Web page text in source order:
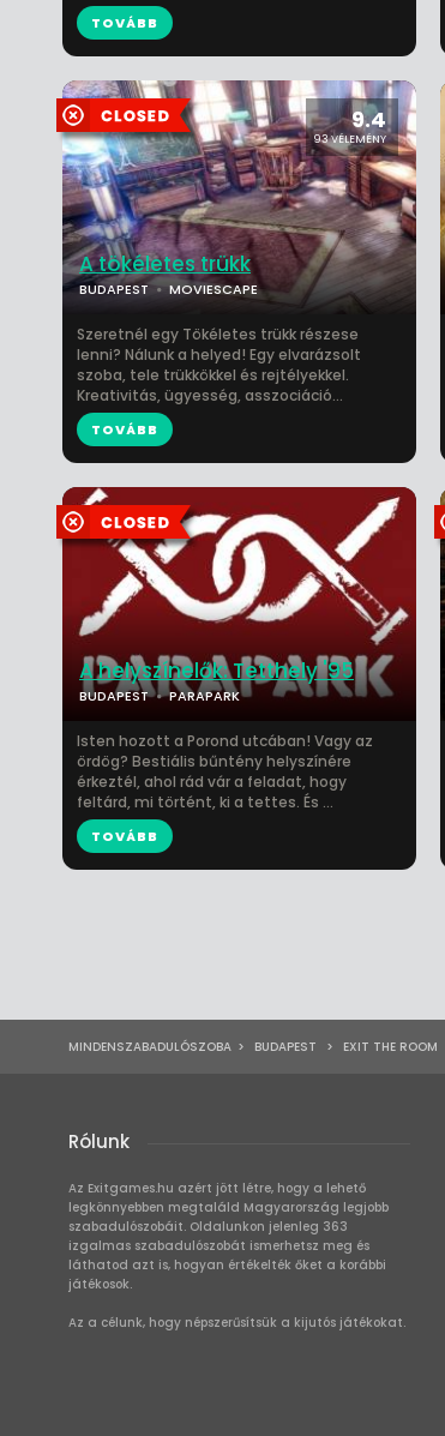
TOVÁBB
9.4
93 VÉLEMÉNY
A tökéletes trükk
BUDAPEST MOVIESCAPE
Szeretnél egy Tökéletes trükk részese
lenni? Nálunk a helyed! Egy elvarázsolt
szoba, tele trükkökkel és rejtélyekkel.
Kreativitás, ügyesség, asszociáció...
TOVÁBB
A helyszínelők: Tetthely '95
BUDAPEST PARAPARK
Isten hozott a Porond utcában! Vagy az
ördög? Bestiális bűntény helyszínére
érkeztél, ahol rád vár a feladat, hogy
feltárd, mi történt, ki a tettes. És ...
TOVÁBB
MINDENSZABADULÓSZOBA > BUDAPEST > EXIT THE ROOM
Rólunk
Az Exitgames.hu azért jött létre, hogy a lehető
legkönnyebben megtaláld Magyarország legjobb
szabadulószobáit. Oldalunkon jelenleg 363
izgalmas szabadulószobát ismerhetsz meg és
láthatod azt is, hogyan értékelték őket a korábbi
játékosok.
Az a célunk, hogy népszerűsítsük a kijutós játékokat.